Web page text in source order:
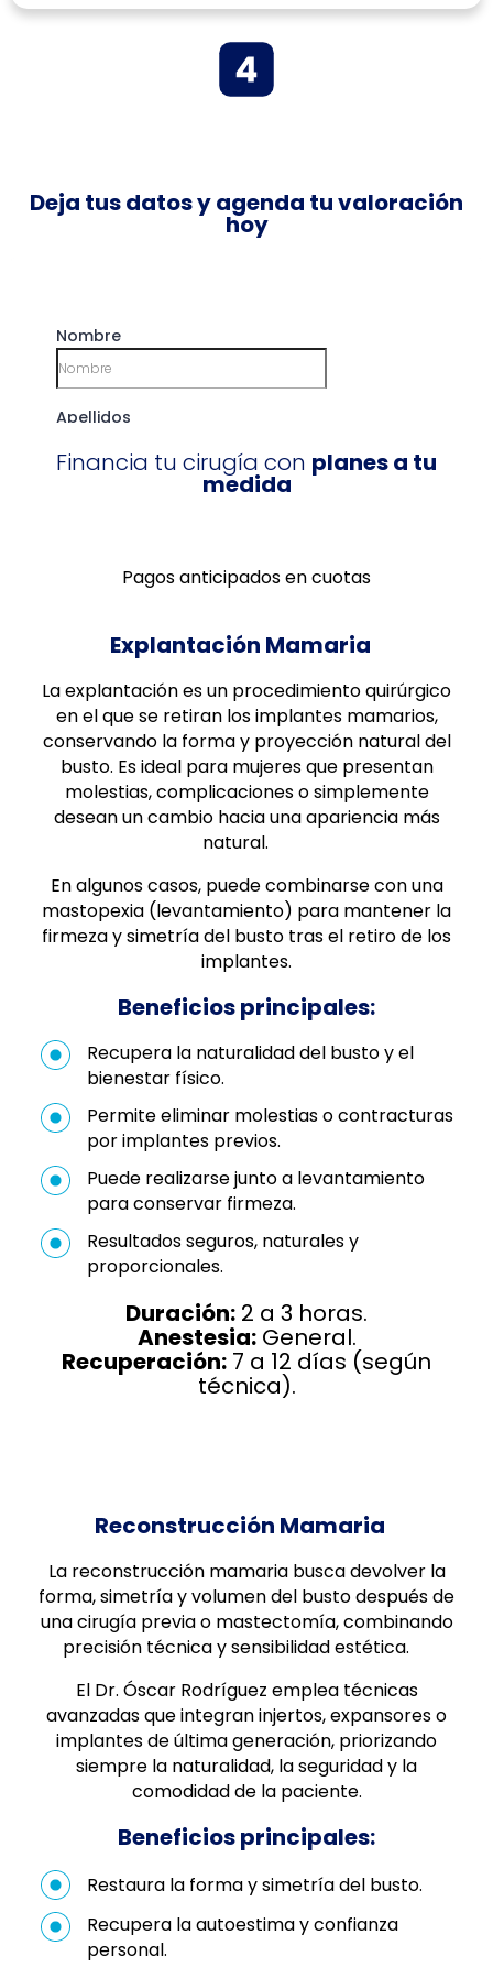
Deja tus datos y agenda tu valoración
hoy
Financia tu cirugía con planes a tu
medida
Pagos anticipados en cuotas
Explantación Mamaria
La explantación es un procedimiento quirúrgico
en el que se retiran los implantes mamarios,
conservando la forma y proyección natural del
busto. Es ideal para mujeres que presentan
molestias, complicaciones o simplemente
desean un cambio hacia una apariencia más
natural.
En algunos casos, puede combinarse con una
mastopexia (levantamiento) para mantener la
firmeza y simetría del busto tras el retiro de los
implantes.
Beneficios principales:
Recupera la naturalidad del busto y el
bienestar físico.
Permite eliminar molestias o contracturas
por implantes previos.
Puede realizarse junto a levantamiento
para conservar firmeza.
Resultados seguros, naturales y
proporcionales.
Duración: 2 a 3 horas.
Anestesia:General.
Recuperación: 7 a 12 días (según
técnica).
Reconstrucción Mamaria
La reconstrucción mamaria busca devolver la
forma, simetría y volumen del busto después de
una cirugía previa o mastectomía, combinando
precisión técnica y sensibilidad estética.
El Dr. Óscar Rodríguez emplea técnicas
avanzadas que integran injertos, expansores o
implantes de última generación, priorizando
siempre la naturalidad, la seguridad y la
comodidad de la paciente.
Beneficios principales:
Restaura la forma y simetría del busto.
Recupera la autoestima y confianza
personal.